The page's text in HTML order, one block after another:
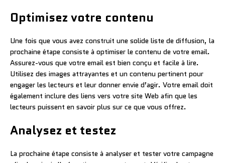
Optimisez votre contenu
Une fois que vous avez construit une solide liste de diffusion, la
prochaine étape consiste à optimiser le contenu de votre email.
Assurez-vous que votre email est bien conçu et facile à lire.
Utilisez des images attrayantes et un contenu pertinent pour
engager les lecteurs et leur donner envie d’agir. Votre email doit
également inclure des liens vers votre site Web afin que les
lecteurs puissent en savoir plus sur ce que vous offrez.
Analysez et testez
La prochaine étape consiste à analyser et tester votre campagne